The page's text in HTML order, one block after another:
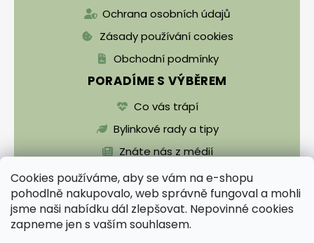
Cookies používáme, aby se vám na e-shopu
pohodlně nakupovalo, web správně fungoval a mohli
jsme naši nabídku dál zlepšovat. Nepovinné cookies
zapneme jen s vaším souhlasem.
Ochrana osobních údajů
Zásady používání cookies
Obchodní podmínky
PORADÍME S VÝBĚREM
Co vás trápí
Bylinkové rady a tipy
Znáte nás z médií